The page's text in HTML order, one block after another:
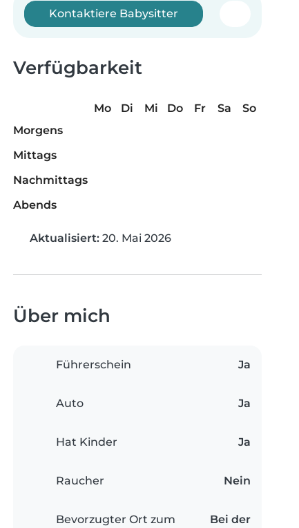
Kontaktiere Babysitter
Verfügbarkeit
Mo Di Mi Do Fr Sa
So
Morgens
Mittags
Nachmittags
Abends
Aktualisiert: 20. Mai 2026
Über mich
Führerschein Ja
Auto Ja
Hat Kinder Ja
Raucher Nein
Bevorzugter Ort zum
Bei der